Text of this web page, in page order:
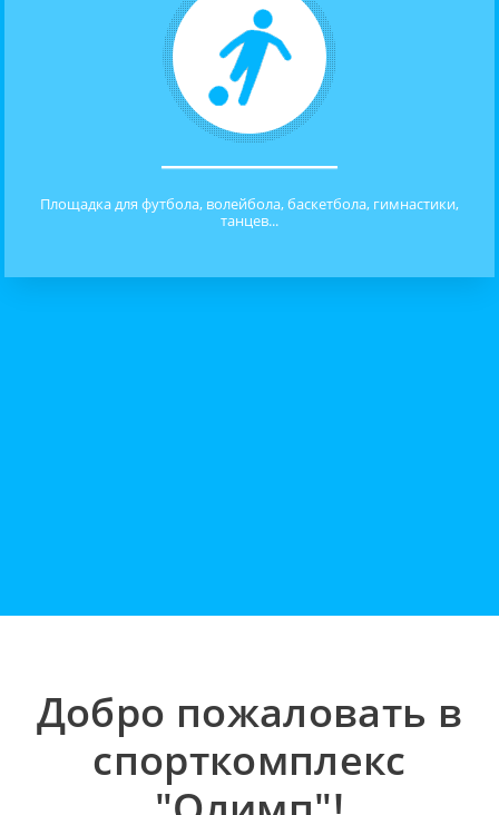
Площадка для футбола, волейбола, баскетбола, гимнастики,
танцев...
Добро пожаловать в
спорткомплекс